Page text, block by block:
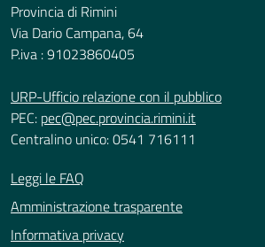
Provincia di Rimini
Via Dario Campana, 64
P.iva : 91023860405
URP-Ufficio relazione con il pubblico
PEC: pec@pec.provincia.rimini.it
Centralino unico: 0541 716111
Leggi le FAQ
Amministrazione trasparente
Informativa privacy